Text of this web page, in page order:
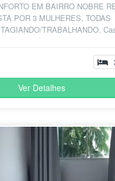
EM BAIRRO NOBRE
POR 3 MULHERES, TODAS
TRABALHANDO.
Ver Detalhes